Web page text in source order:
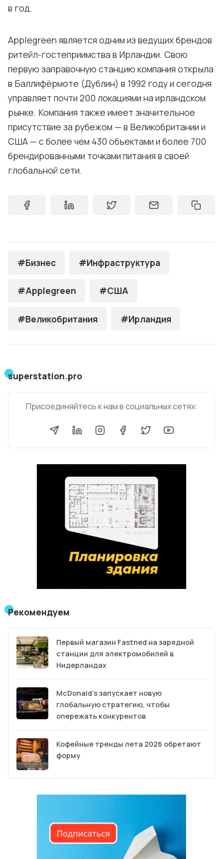
в год.
Applegreen является одним из ведущих брендов
ритейл-гостеприимства в Ирландии. Свою
первую заправочную станцию компания открыла
в Баллифёрмоте (Дублин) в 1992 году и сегодня
управляет почти 200 локациями на ирландском
рынке. Компания также имеет значительное
присутствие за рубежом — в Великобритании и
США — с более чем 430 объектами и более 700
брендированными точками питания в своей
глобальной сети.
#Бизнес #Инфраструктура
#Applegreen #США
#Великобритания #Ирландия
superstation.pro
Присоединяйтесь к нам в социальных сетях:
Рекомендуем
Первый магазин Fastned на зарядной
станции для электромобилей в
Нидерландах
McDonald’s запускает новую
глобальную стратегию, чтобы
опережать конкурентов
Кофейные тренды лета 2026 обретают
форму